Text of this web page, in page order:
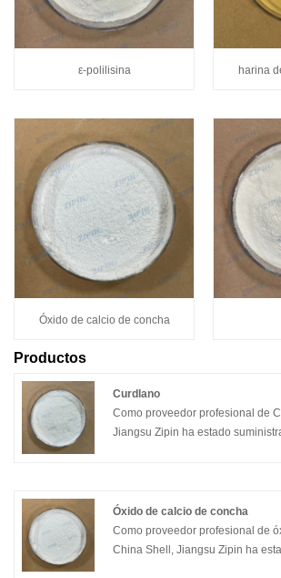
ε-polilisina harina
Óxido de calcio de concha
Productos
Curdlano
Como proveedor profesional de
Jiangsu Zipin ha estado
materias primas de azúcar por un
Como aditivo alimentario, puede
significativamente la retención de
Óxido de calcio de concha
Como proveedor profesional de
China Shell, Jiangsu Zipin ha